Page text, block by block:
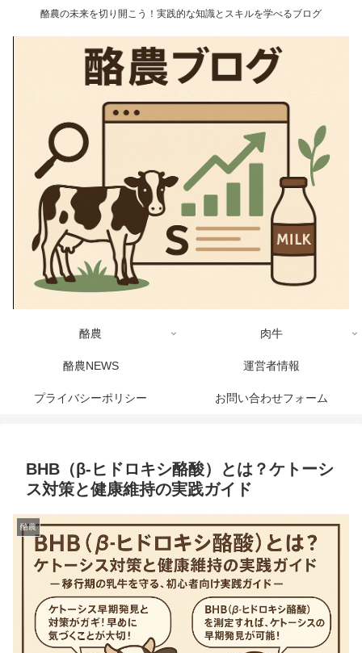
酪農の未来を切り開こう！実践的な知識とスキルを学べるブログ
酪農 肉牛
酪農NEWS 運営者情報
プライバシーポリシー お問い合わせフォーム
BHB（β-ヒドロキシ酪酸）とは？ケトーシ
ス対策と健康維持の実践ガイド
酪農